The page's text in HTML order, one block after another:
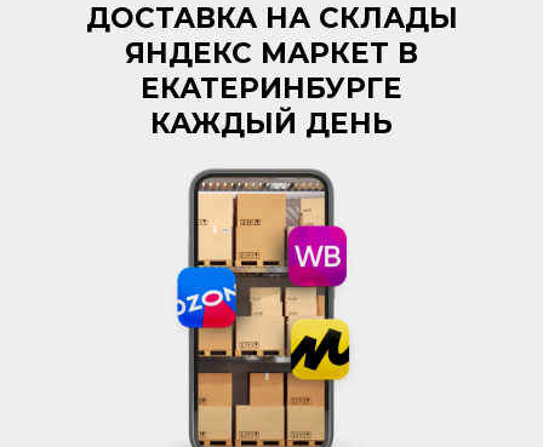
ДОСТАВКА НА СКЛАДЫ
ЯНДЕКС МАРКЕТ В
ЕКАТЕРИНБУРГЕ
КАЖДЫЙ ДЕНЬ